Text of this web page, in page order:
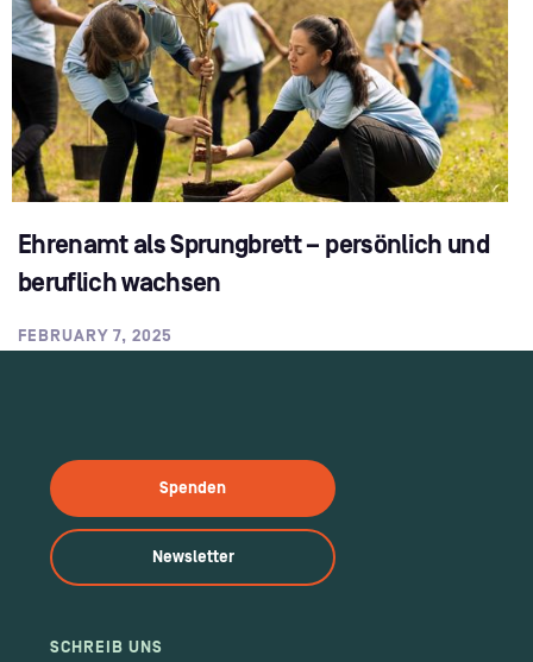
Ehrenamt als Sprungbrett – persönlich und
beruflich wachsen
FEBRUARY 7, 2025
Spenden
Newsletter
SCHREIB UNS